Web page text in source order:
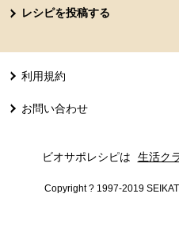
レシピを投稿する
利用規約
お問い合わせ
ビオサポレシピは 生活ク
Copyright ? 1997-2019